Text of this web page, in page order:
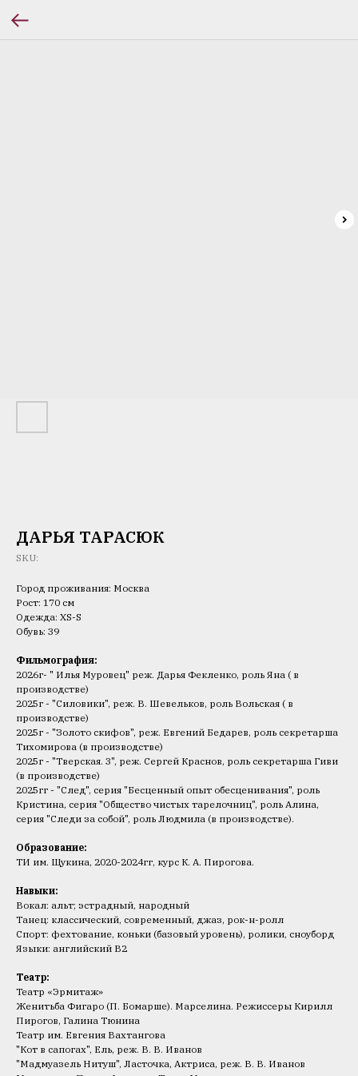
ДАРЬЯ ТАРАСЮК
SKU:
Город проживания: Москва
Рост: 170 см
Одежда: XS-S
Обувь: 39
Фильмография:
2026г- " Илья Муровец" реж. Дарья Фекленко, роль Яна ( в
производстве)
2025г - "Силовики", реж. В. Шевельков, роль Вольская ( в
производстве)
2025г - "Золото скифов", реж. Евгений Бедарев, роль секретарша
Тихомирова (в производстве)
2025г - "Тверская. 3", реж. Сергей Краснов, роль секретарша Гиви
(в производстве)
2025гг - "След", серия "Бесценный опыт обесценивания", роль
Кристина, серия "Общество чистых тарелочниц", роль Алина,
серия "Следи за собой", роль Людмила (в производстве).
Образование:
ТИ им. Щукина, 2020-2024гг, курс К. А. Пирогова.
Навыки:
Вокал: альт; эстрадный, народный
Танец: классический, современный, джаз, рок-н-ролл
Спорт: фехтование, коньки (базовый уровень), ролики, сноуборд
Языки: английский В2
Театр:
Театр «Эрмитаж»
Женитьба Фигаро (П. Бомарше). Марселина. Режиссеры Кирилл
Пирогов, Галина Тюнина
Театр им. Евгения Вахтангова
"Кот в сапогах", Ель, реж. В. В. Иванов
"Мадмуазель Нитуш", Ласточка, Актриса, реж. В. В. Иванов